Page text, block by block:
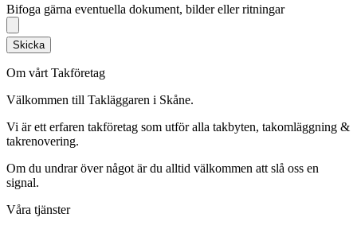
Bifoga gärna eventuella dokument, bilder eller ritningar
Skicka
Om vårt Takföretag
Välkommen till Takläggaren i Skåne.
Vi är ett erfaren takföretag som utför alla takbyten, takomläggning &
takrenovering.
Om du undrar över något är du alltid välkommen att slå oss en
signal.
Våra tjänster